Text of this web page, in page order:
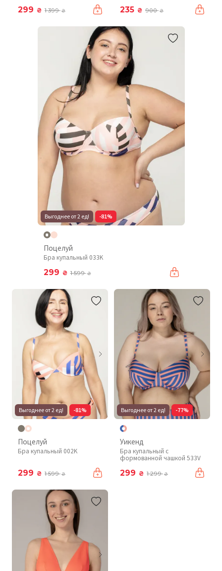
299 ₴ 1 399₴ 235 ₴ 900₴
Выгоднее от 2 ед! -81%
Поцелуй
Бра купальный 033K
299 ₴ 1 599₴
Выгоднее от 2 ед! -81%
Поцелуй
Бра купальный 002K
299 ₴ 1 599₴
Выгоднее от 2 ед! -77%
Уикенд
Бра купальный с
формованной чашкой 533V
299 ₴ 1 299₴